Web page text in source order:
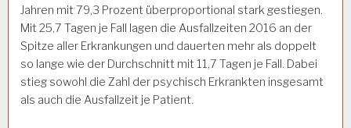
Jahren mit 79,3 Prozent überproportional stark gestiegen.
Mit 25,7 Tagen je Fall lagen die Ausfallzeiten 2016 an der
Spitze aller Erkrankungen und dauerten mehr als doppelt
so lange wie der Durchschnitt mit 11,7 Tagen je Fall. Dabei
stieg sowohl die Zahl der psychisch Erkrankten insgesamt
als auch die Ausfallzeit je Patient.